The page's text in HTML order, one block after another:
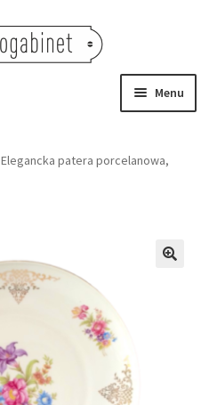
Menu
Elegancka patera porcelanowa,